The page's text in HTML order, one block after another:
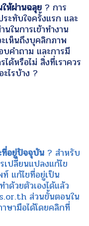
ห้ผ่านฉลุย ? การ
ะทับใจครั้งแรก และ
ในการเข้าทำงาน
เห็นถึงบุคลิกภาพ
คำถาม และการมี
ด้หรือไม่ สิ่งที่เราควร
ไรบ้าง ?
ที่อยู่ปัจจุบัน ? สำหรับ
ปลี่ยนแปลงแก้ไข
แก้ไขที่อยู่เป็น
ด้วยตัวเองได้แล้ว
ส่วนขั้นตอนใน
ษามือได้โดยคลิกที่